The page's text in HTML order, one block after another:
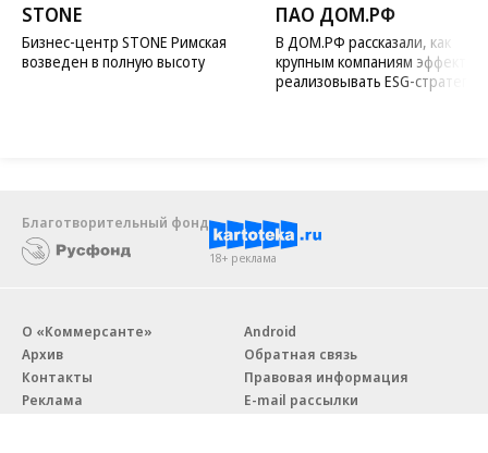
STONE
Бизнес-центр STONE Римская
возведен в полную высоту
ПАО ДОМ.РФ
В ДОМ.РФ рассказали, как
крупным компаниям
реализовывать ESG-стратегию
Благотворительный фонд
18+ реклама
О «Коммерсанте»
Архив
Контакты
Реклама
Android
Обратная связь
Правовая информация
E-mail рассылки